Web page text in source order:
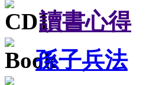
讀書心得
孫子兵法